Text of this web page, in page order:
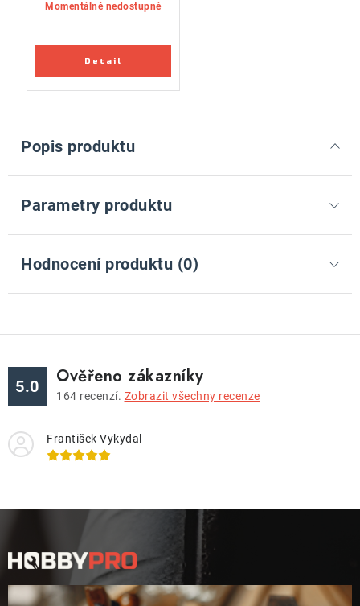
Momentálně nedostupné
Popis produktu
Parametry produktu
Hodnocení produktu (0)
5.0 Ověřeno zákazníky
164 recenzí. Zobrazit všechny recenze
František Vykydal
p
a